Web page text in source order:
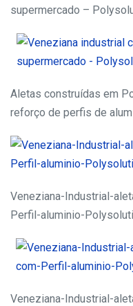
supermercado –
Aletas construídas em
reforço de perfis de
Veneziana-Industrial-
Perfil-aluminio-
Veneziana-Industrial-